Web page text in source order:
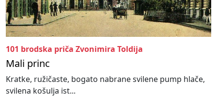
101 brodska priča Zvonimira Toldija
Mali princ
Kratke, ružičaste, bogato nabrane svilene pump hlače,
svilena košulja ist...